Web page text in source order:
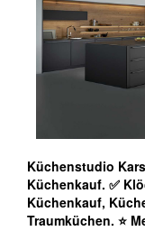
Küchenstudio
Küchenkauf. ✅
Küchenkauf,
Traumküchen. ⭐